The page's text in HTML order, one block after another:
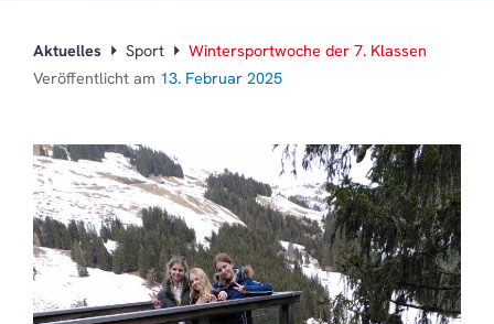
Aktuelles Sport
Wintersportwoche der 7. Klassen
Veröffentlicht am 13. Februar 2025